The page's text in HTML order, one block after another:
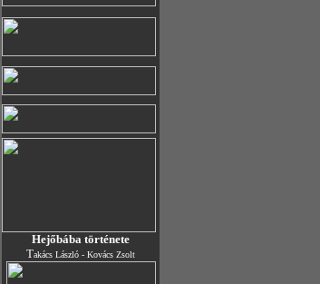
Hejőbába története
Takács László - Kovács Zsolt